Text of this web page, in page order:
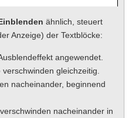
ähnlich, steuert
Anzeige) der Textblöcke:
angewendet.
gleichzeitig.
nacheinander, beginnend
nacheinander in